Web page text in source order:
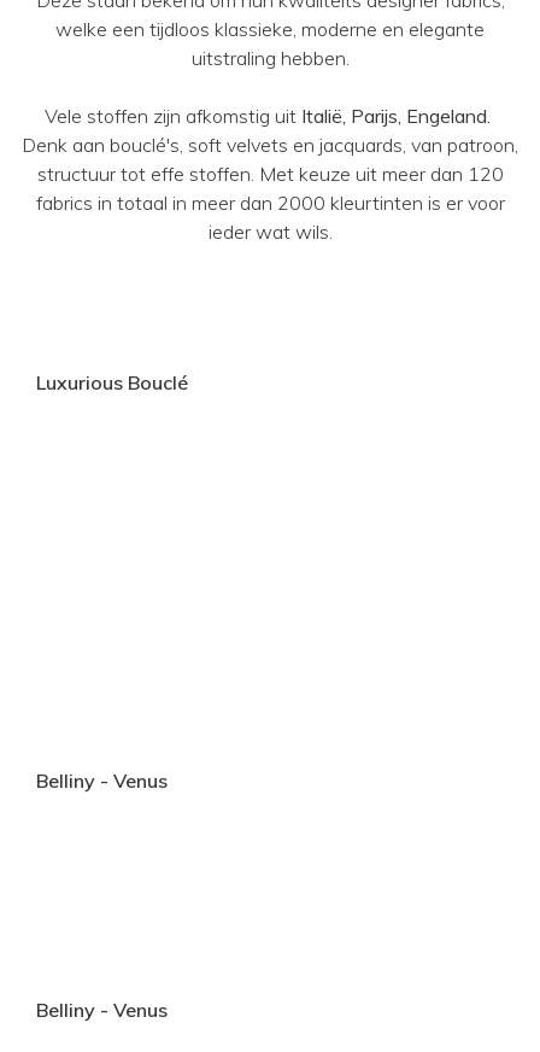
welke een tijdloos klassieke, moderne en elegante
uitstraling hebben.
Vele stoffen zijn afkomstig uit Italië, Parijs, Engeland.
Denk aan bouclé's, soft velvets en jacquards, van patroon,
structuur tot effe stoffen. Met keuze uit meer dan 120
fabrics in totaal in meer dan 2000 kleurtinten is er voor
ieder wat wils.
Luxurious Bouclé
Belliny - Venus
Belliny - Venus